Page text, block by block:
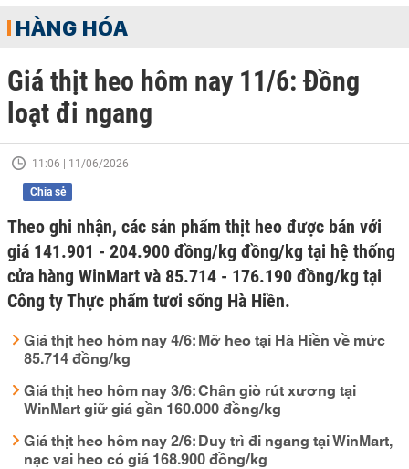
HÀNG HÓA
Giá thịt heo hôm nay 11/6: Đồng
loạt đi ngang
11:06 | 11/06/2026
Chia sẻ
Theo ghi nhận, các sản phẩm thịt heo được bán với
giá 141.901 - 204.900 đồng/kg đồng/kg tại hệ thống
cửa hàng WinMart và 85.714 - 176.190 đồng/kg tại
Công ty Thực phẩm tươi sống Hà Hiền.
Giá thịt heo hôm nay 4/6: Mỡ heo tại Hà Hiền về mức
85.714 đồng/kg
Giá thịt heo hôm nay 3/6: Chân giò rút xương tại
WinMart giữ giá gần 160.000 đồng/kg
Giá thịt heo hôm nay 2/6: Duy trì đi ngang tại WinMart,
nạc vai heo có giá 168.900 đồng/kg